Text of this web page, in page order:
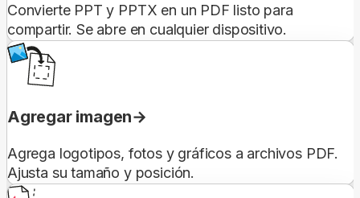
Convierte PPT y PPTX en un PDF listo para
compartir. Se abre en cualquier dispositivo.
Agregar imagen
Agrega logotipos, fotos y gráficos a archivos PDF.
Ajusta su tamaño y posición.